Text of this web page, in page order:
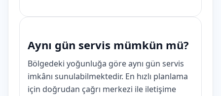
Aynı gün servis mümkün mü?
Bölgedeki yoğunluğa göre aynı gün servis
imkânı sunulabilmektedir. En hızlı planlama
için doğrudan çağrı merkezi ile iletişime